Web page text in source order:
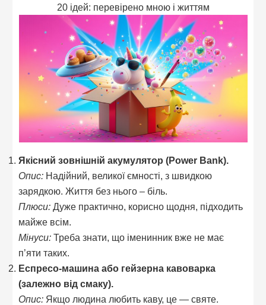
20 ідей: перевірено мною і життям
Якісний зовнішній акумулятор (Power Bank).
Опис: Надійний, великої ємності, з швидкою
зарядкою. Життя без нього – біль.
Плюси: Дуже практично, корисно щодня, підходить
майже всім.
Мінуси: Треба знати, що іменинник вже не має
п’яти таких.
Еспресо-машина або гейзерна кавоварка
(залежно від смаку).
Опис: Якщо людина любить каву, це — святе.